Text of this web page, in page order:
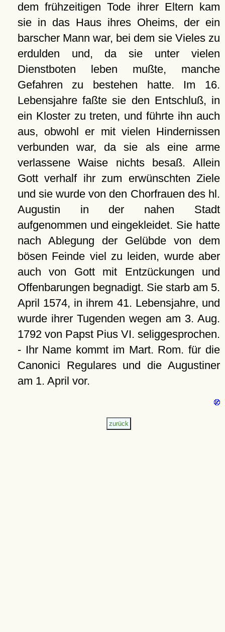
dem frühzeitigen Tode ihrer Eltern kam
sie in das Haus ihres Oheims, der ein
barscher Mann war, bei dem sie Vieles zu
erdulden und, da sie unter vielen
Dienstboten leben mußte, manche
Gefahren zu bestehen hatte. Im 16.
Lebensjahre faßte sie den Entschluß, in
ein Kloster zu treten, und führte ihn auch
aus, obwohl er mit vielen Hindernissen
verbunden war, da sie als eine arme
verlassene Waise nichts besaß. Allein
Gott verhalf ihr zum erwünschten Ziele
und sie wurde von den Chorfrauen des hl.
Augustin in der nahen Stadt
aufgenommen und eingekleidet. Sie hatte
nach Ablegung der Gelübde von dem
bösen Feinde viel zu leiden, wurde aber
auch von Gott mit Entzückungen und
Offenbarungen begnadigt. Sie starb am 5.
April 1574, in ihrem 41. Lebensjahre, und
wurde ihrer Tugenden wegen am 3. Aug.
1792 von Papst Pius VI. seliggesprochen.
- Ihr Name kommt im Mart. Rom. für die
Canonici Regulares und die Augustiner
am 1. April vor.